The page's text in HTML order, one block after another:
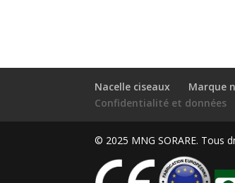
Nacelle ciseaux Marque
Confidentialité et données
© 2025 MNG SORARE. Tous